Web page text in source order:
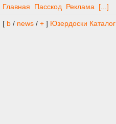
Главная Пасскод Реклама [...]
[ b / news / + ] Юзердоски Каталог